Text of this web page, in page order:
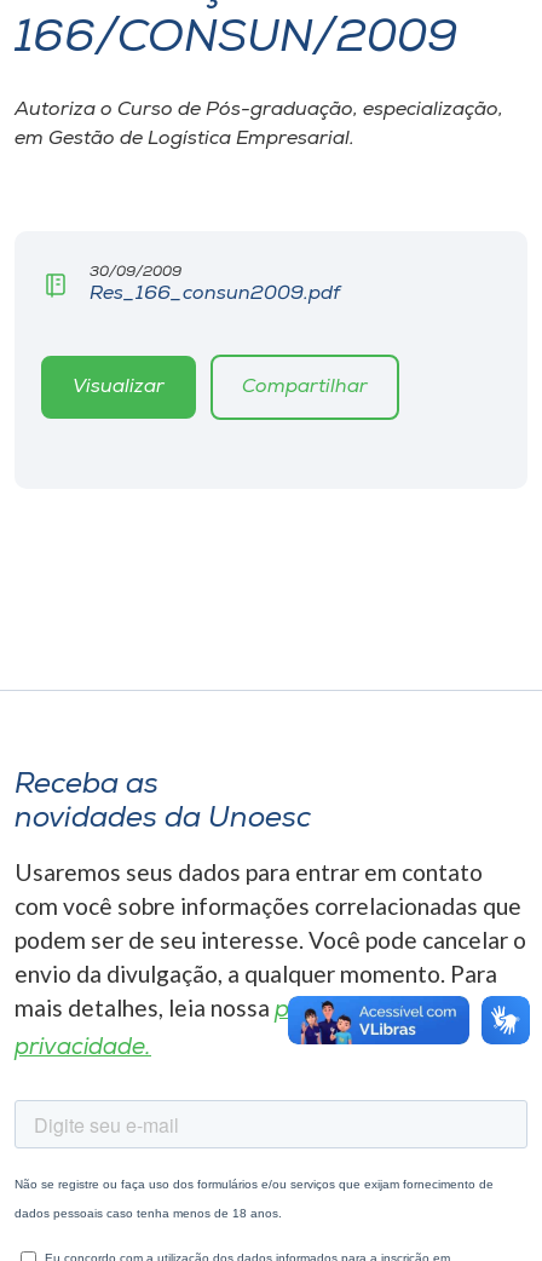
I.nova
Diplomados
CPA
Editora
Selecione
o idioma
166/CONSUN/2009
Autoriza o Curso de Pós-graduação, especialização,
em Gestão de Logística Empresarial.
30/09/2009
Res_166_consun2009.pdf
Visualizar Compartilhar
Receba as
novidades da Unoesc
Usaremos seus dados para entrar em contato
com você sobre informações correlacionadas que
podem ser de seu interesse. Você pode cancelar o
envio da divulgação, a qualquer momento. Para
mais detalhes, leia nossa política de
privacidade.